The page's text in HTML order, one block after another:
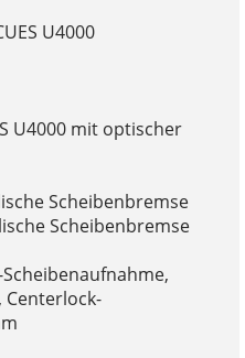
U4000
U4000 mit optischer
Scheibenbremse
Scheibenbremse
Centerlock-